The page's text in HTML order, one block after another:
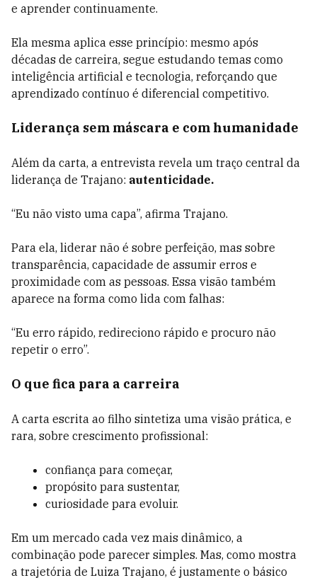
e aprender continuamente.
Ela mesma aplica esse princípio: mesmo após
décadas de carreira, segue estudando temas como
inteligência artificial e tecnologia, reforçando que
aprendizado contínuo é diferencial competitivo.
Liderança sem máscara e com humanidade
Além da carta, a entrevista revela um traço central da
liderança de Trajano: autenticidade.
“Eu não visto uma capa”, afirma Trajano.
Para ela, liderar não é sobre perfeição, mas sobre
transparência, capacidade de assumir erros e
proximidade com as pessoas. Essa visão também
aparece na forma como lida com falhas:
“Eu erro rápido, redireciono rápido e procuro não
repetir o erro”.
O que fica para a carreira
A carta escrita ao filho sintetiza uma visão prática, e
rara, sobre crescimento profissional:
confiança para começar,
propósito para sustentar,
curiosidade para evoluir.
Em um mercado cada vez mais dinâmico, a
combinação pode parecer simples. Mas, como mostra
a trajetória de Luiza Trajano, é justamente o básico